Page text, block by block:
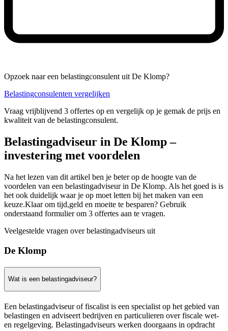
Opzoek naar een belastingconsulent uit De Klomp?
Belastingconsulenten vergelijken
Vraag vrijblijvend 3 offertes op en vergelijk op je gemak de prijs en
kwaliteit van de belastingconsulent.
Belastingadviseur in De Klomp –
investering met voordelen
Na het lezen van dit artikel ben je beter op de hoogte van de
voordelen van een belastingadviseur in De Klomp. Als het goed is is
het ook duidelijk waar je op moet letten bij het maken van een
keuze.Klaar om tijd,geld en moeite te besparen? Gebruik
onderstaand formulier om 3 offertes aan te vragen.
Veelgestelde vragen over belastingadviseurs uit
De Klomp
Wat is een belastingadviseur?
Een belastingadviseur of fiscalist is een specialist op het gebied van
belastingen en adviseert bedrijven en particulieren over fiscale wet-
en regelgeving. Belastingadviseurs werken doorgaans in opdracht